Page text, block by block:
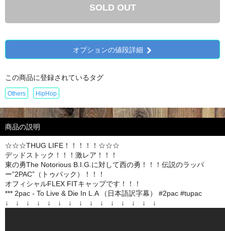
SOLD OUT
オプションの値段詳細
この商品に登録されているタグ
Others HipHop
商品の説明
☆☆☆THUG LIFE！！！！！☆☆☆
デッドストック！！！激レア！！！
東の勇The Notorious B.I.G.に対して西の勇！！！伝説のラッパ
ー”2PAC”（トゥパック）！！！
オフィシャルFLEX FITキャップです！！！
*** 2pac - To Live & Die In L.A （日本語訳字幕） #2pac #tupac
↓ ↓ ↓ ↓ ↓ ↓ ↓ ↓ ↓ ↓ ↓ ↓ ↓ ↓ ↓